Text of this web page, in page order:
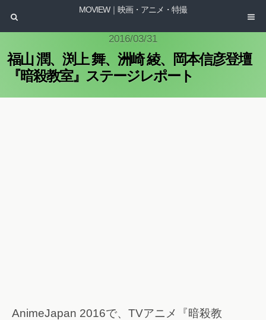
MOVIEW｜映画・アニメ・特撮
2016/03/31
福山 潤、渕上 舞、洲崎 綾、岡本信彦登壇
『暗殺教室』ステージレポート
AnimeJapan 2016で、TVアニメ『暗殺教